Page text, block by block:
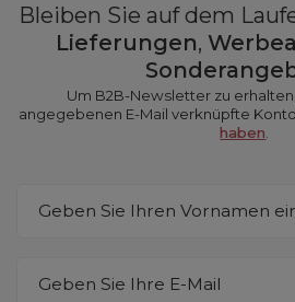
Bleiben Sie auf dem
Lieferungen,
Um B2B-Newsletter zu
angegebenen E-Mail verknüpfte
haben
Geben Sie Ihren Vornamen
Geben Sie Ihre E-Mail